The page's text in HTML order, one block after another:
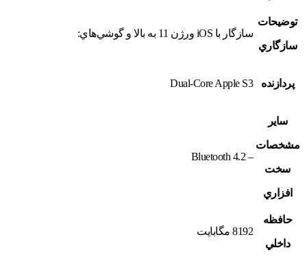
توضيحات
سازگاري
سازگار با iOS ورژن 11 به بالا و گوشي‌هاي:
پردازنده Dual-Core Apple S3
ساير
مشخصات
سخت
افزاري
– Bluetooth 4.2
حافظه
داخلي
8192 مگابايت